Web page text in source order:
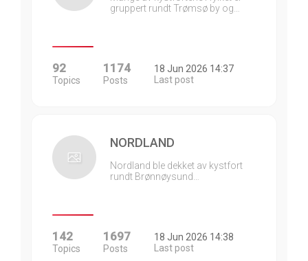
gruppert rundt Trømsø by og…
92
Topics
1174
Posts
18 Jun 2026 14:37
Last post
NORDLAND
Nordland ble dekket av kystfort
rundt Brønnøysund…
142
Topics
1697
Posts
18 Jun 2026 14:38
Last post